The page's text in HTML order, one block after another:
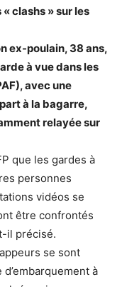
clashs » sur les
ex-poulain, 38 ans,
à vue dans les
avec une
à la bagarre,
relayée sur
que les gardes à
personnes
vidéos se
être confrontés
il précisé.
se sont
à